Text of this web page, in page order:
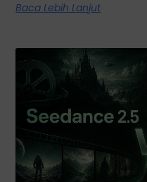
Baca Lebih Lanjut